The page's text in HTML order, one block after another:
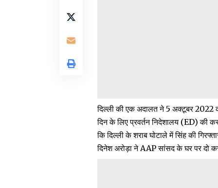
दिल्ली की एक अदालत ने 5 अक्टूबर 2022
दिन के लिए प्रवर्तन निदेशालय (ED) की
कि दिल्ली के शराब घोटाले में सिंह की
दिनेश अरोड़ा ने AAP सांसद के घर पर दो